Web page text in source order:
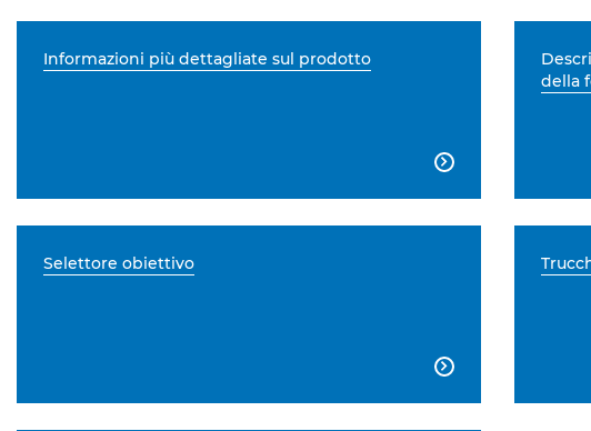
Informazioni più dettagliate sul prodotto

della
Selettore obiettivo
